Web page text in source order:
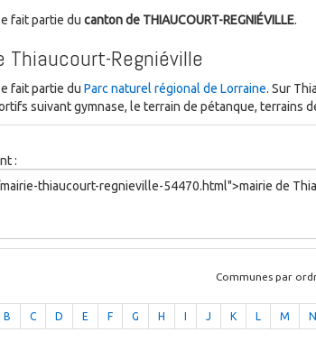
fait partie du canton de THIAUCOURT-REGNIÉVILLE.
Thiaucourt-Regniéville
fait partie du Parc naturel régional de Lorraine. Sur
suivant gymnase, le terrain de pétanque, terrains
:
Communes par
B C D E F G H I J K L M N